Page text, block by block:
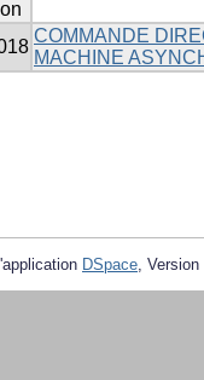
COMMANDE
MACHINE
DSpace,